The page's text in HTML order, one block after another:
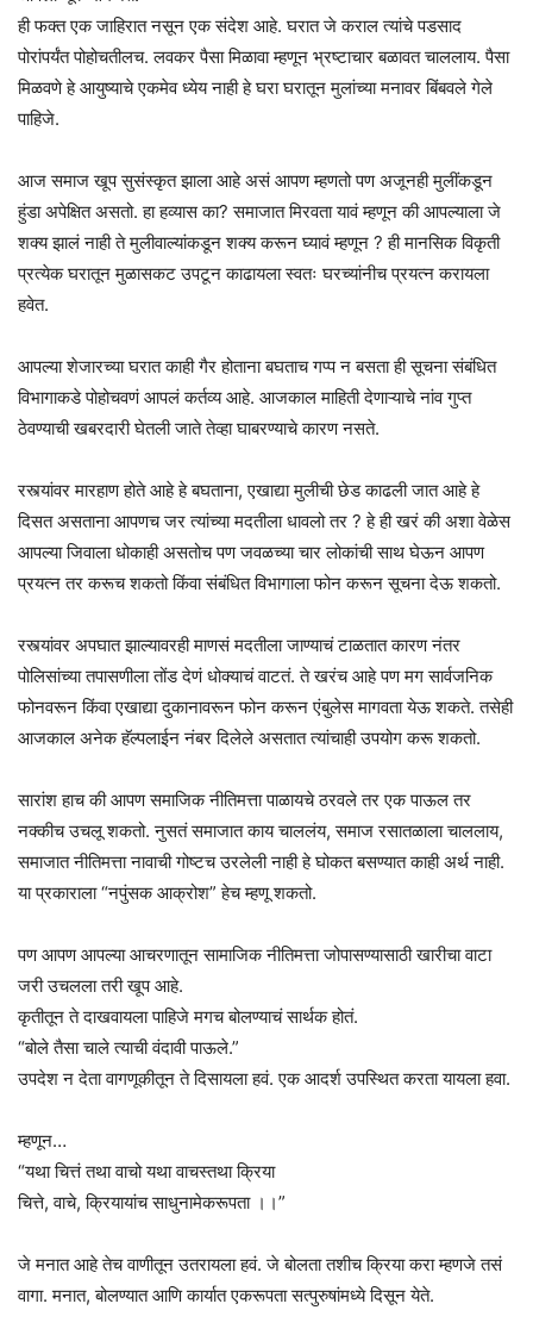
ही फक्त एक जाहिरात नसून एक संदेश आहे. घरात जे कराल त्यांचे पडसाद
पोरांपर्यंत पोहोचतीलच. लवकर पैसा मिळावा म्हणून भ्रष्टाचार बळावत चाललाय. पैसा
मिळवणे हे आयुष्याचे एकमेव ध्येय नाही हे घरा घरातून मुलांच्या मनावर बिंबवले गेले
पाहिजे.
आज समाज खूप सुसंस्कृत झाला आहे असं आपण म्हणतो पण अजूनही मुलींकडून
हुंडा अपेक्षित असतो. हा हव्यास का? समाजात मिरवता यावं म्हणून की आपल्याला जे
शक्य झालं नाही ते मुलीवाल्यांकडून शक्य करून घ्यावं म्हणून ? ही मानसिक विकृती
प्रत्येक घरातून मुळासकट उपटून काढायला स्वतः घरच्यांनीच प्रयत्न करायला
हवेत.
आपल्या शेजारच्या घरात काही गैर होताना बघताच गप्प न बसता ही सूचना संबंधित
विभागाकडे पोहोचवणं आपलं कर्तव्य आहे. आजकाल माहिती देणाऱ्याचे नांव गुप्त
ठेवण्याची खबरदारी घेतली जाते तेव्हा घाबरण्याचे कारण नसते.
रस्त्यांवर मारहाण होते आहे हे बघताना, एखाद्या मुलीची छेड काढली जात आहे हे
दिसत असताना आपणच जर त्यांच्या मदतीला धावलो तर ? हे ही खरं की अशा वेळेस
आपल्या जिवाला धोकाही असतोच पण जवळच्या चार लोकांची साथ घेऊन आपण
प्रयत्न तर करूच शकतो किंवा संबंधित विभागाला फोन करून सूचना देऊ शकतो.
रस्त्यांवर अपघात झाल्यावरही माणसं मदतीला जाण्याचं टाळतात कारण नंतर
पोलिसांच्या तपासणीला तोंड देणं धोक्याचं वाटतं. ते खरंच आहे पण मग सार्वजनिक
फोनवरून किंवा एखाद्या दुकानावरून फोन करून एंबुलेस मागवता येऊ शकते. तसेही
आजकाल अनेक हॅल्पलाईन नंबर दिलेले असतात त्यांचाही उपयोग करू शकतो.
सारांश‌ हाच की आपण समाजिक नीतिमत्ता पाळायचे ठरवले तर एक पाऊल तर
नक्कीच उचलू शकतो. नुसतं समाजात काय चाललंय, समाज रसातळाला चाललाय,
समाजात नीतिमत्ता नावाची गोष्टच उरलेली नाही हे घोकत बसण्यात काही अर्थ नाही.
या प्रकाराला “नपुंसक आक्रोश” हेच म्हणू शकतो.
पण आपण आपल्या आचरणातून सामाजिक नीतिमत्ता जोपासण्यासाठी खारीचा वाटा
जरी उचलला तरी खूप आहे.
कृतीतून ते दाखवायला पाहिजे मगच बोलण्याचं सार्थक होतं.
“बोले तैसा चाले त्याची वंदावी पाऊले.”
उपदेश न देता वागणूकीतून ते दिसायला हवं. एक आदर्श उपस्थित करता यायला हवा.
म्हणून…
“यथा चित्तं तथा वाचो यथा वाचस्तथा क्रिया
चित्ते, वाचे, क्रियायांच साधुनामेकरूपता ।।”
जे मनात आहे तेच वाणीतून उतरायला हवं. जे बोलता तशीच क्रिया करा म्हणजे तसं
वागा. मनात, बोलण्यात आणि कार्यात एकरूपता सत्पुरुषांमध्ये दिसून येते.